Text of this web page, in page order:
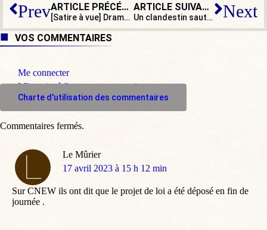
Prev ARTICLE PRÉCÉDENT
[Satire à vue] Drame écossais : il refuse de dire s’il est enceinte
ARTICLE SUIVANT
Un clandestin saute sur des voitures puis se masturbe devant une policière Next
VOS COMMENTAIRES
Me connecter
M'inscrire à l'espace commentaire
Charte d'utilisation des commentaires
Le Mûrier
dit
17 avril 2023 à 15 h 12 min
Sur CNEW ils ont dit que le projet de loi a été déposé en fin de
journée .
Commentaires fermés.